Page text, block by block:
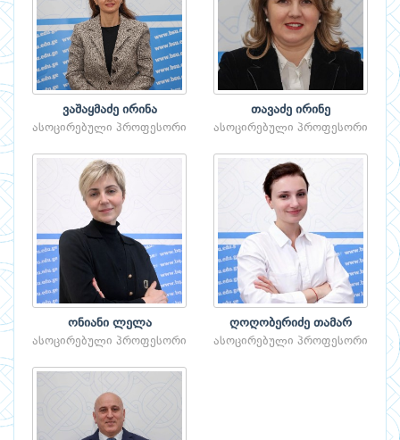
ვაშაყმაძე ირინა
ასოცირებული პროფესორი
თავაძე ირინე
ასოცირებული პროფესორი
ონიანი ლელა
ასოცირებული პროფესორი
ღოღობერიძე თამარ
ასოცირებული პროფესორი